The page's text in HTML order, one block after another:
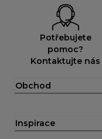
Potřebujete
pomoc?
Kontaktujte nás
Obchod
Inspirace